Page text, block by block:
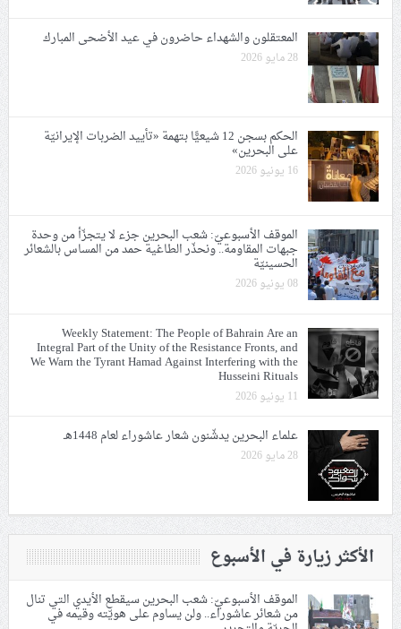
المعتقلون والشهداء حاضرون في عيد الأضحى المبارك
28 مايو 2026
الحكم بسجن 12 شيعيًّا بتهمة «تأييد الضربات الإيرانيّة
على البحرين»
16 يونيو 2026
الموقف الأسبوعيّ: شعب البحرين جزء لا يتجزّأ من وحدة
جبهات المقاومة.. ونحذّر الطاغية حمد من المساس بالشعائر
الحسينيّة
08 يونيو 2026
Weekly Statement: The People of Bahrain Are an
Integral Part of the Unity of the Resistance Fronts, and
We Warn the Tyrant Hamad Against Interfering with the
Husseini Rituals
11 يونيو 2026
علماء البحرين يدشّنون شعار عاشوراء لعام 1448هـ
28 مايو 2026
الأكثر زيارة في الأسبوع
الموقف الأسبوعيّ: شعب البحرين سيقطع الأيدي التي تنال
من شعائر عاشوراء.. ولن يساوم على هويّته وقيمه في